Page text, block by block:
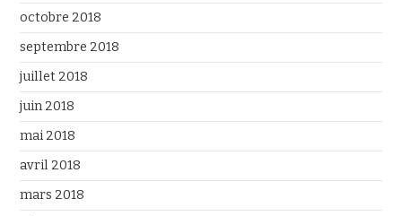
octobre 2018
septembre 2018
juillet 2018
juin 2018
mai 2018
avril 2018
mars 2018